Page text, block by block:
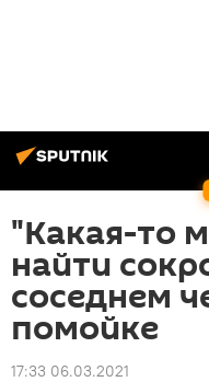
"Какая-то
найти
соседнем
помойке
17:33 06.03.2021